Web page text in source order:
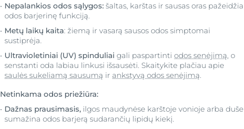
Nepalankios odos sąlygos: šaltas, karštas ir sausas oras pažeidžia
odos barjerinę funkciją.
Metų laikų kaita: žiemą ir vasarą sausos odos simptomai
sustiprėja.
Ultravioletiniai (UV) spinduliai gali paspartinti odos senėjimą, o
senstanti oda labiau linkusi išsausėti. Skaitykite plačiau apie
saulės sukeliamą sausumą ir ankstyvą odos senėjimą.
Netinkama odos priežiūra:
Dažnas prausimasis, ilgos maudynėse karštoje vonioje arba duše
sumažina odos barjerą sudarančių lipidų kiekį.